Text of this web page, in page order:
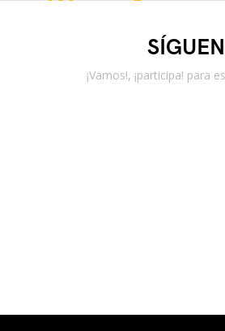
¡Vamos!, ¡participa! para